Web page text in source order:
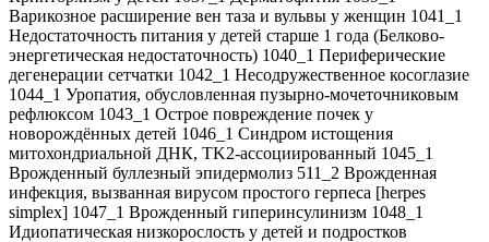
Варикозное расширение вен таза и вульвы у женщин 1041_1
Недостаточность питания у детей старше 1 года (Белково-
энергетическая недостаточность) 1040_1 Периферические
дегенерации сетчатки 1042_1 Несодружественное косоглазие
1044_1 Уропатия, обусловленная пузырно-мочеточниковым
рефлюксом 1043_1 Острое повреждение почек у
новорождённых детей 1046_1 Синдром истощения
митохондриальной ДНК, TK2-ассоциированный 1045_1
Врожденный буллезный эпидермолиз 511_2 Врожденная
инфекция, вызванная вирусом простого герпеса [herpes
simplex] 1047_1 Врожденный гиперинсулинизм 1048_1
Идиопатическая низкорослость у детей и подростков